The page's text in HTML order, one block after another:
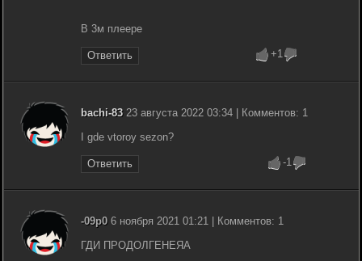
В 3м плеере
Ответить +1
bachi-8323 августа 2022 03:34 | Комментов: 1
I gde vtoroy sezon?
Ответить -1
-09p06 ноября 2021 01:21 | Комментов: 1
ГДИ ПРОДОЛГЕНЕЯА